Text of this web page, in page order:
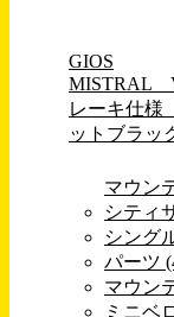
GIOS
MISTRAL
レーキ仕
ットブラッ
マウン
シティ
シング
パーツ
マウン
ミニベ